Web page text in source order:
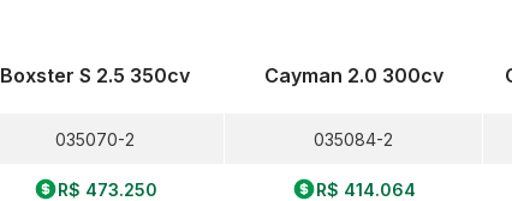
Boxster S 2.5 350cv
035070-2
R$ 473.250
Cayman 2.0 300cv
035084-2
R$ 414.064